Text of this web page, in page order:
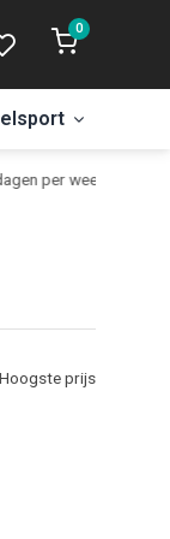
0
per week open.
Hoogste prijs